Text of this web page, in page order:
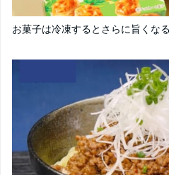
お菓子は冷凍するとさらに旨くな